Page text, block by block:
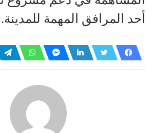
أحد المرافق المهمة للمدينة.